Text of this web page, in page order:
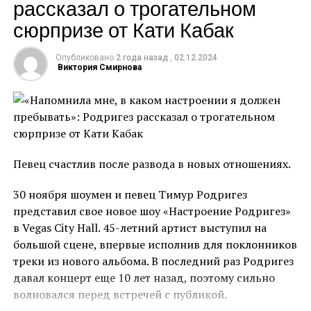
испытание за весь проект»,‒ рассказала Мамаева
Экс-участница шоу «Сокровища императора»
призналась, что безумно хотела есть, но даже через
силу не смогла проглотить пару кусочков. Модель
стоял среди угощений. Стоит отметить, что
большую часть времени участники голодали или
питались очень маленькими порциями, поэтому
тяжёлым для Мамаевой.
К слову, участие в реалити-шоу не прошло для
Мамаевой бесследно: по возвращении домой ей
пришлось всерьёз заняться своим здоровьем. Из-за
постоянного голода, который испытывали
участники в Колумбии, у Аланы развилось пищевое
расстройство. Вернувшись к своей обычной жизни,
она никак не могла отделаться от мысли, что еды
рассказал о трогательном
сюрпризе от Кати Кабак
Опубликовано 2 года назад , 02.12.2024
Виктория Смирнова
Певец счастлив после развода в новых отношениях.
30 ноября шоумен и певец Тимур Родригез
представил свое новое шоу «Настроение Родригез»
в Vegas City Hall. 45-летний артист выступил на
большой сцене, впервые исполнив для поклонников
треки из нового альбома. В последний раз Родригез
давал концерт еще 10 лет назад, поэтому сильно
волновался перед встречей с публикой.